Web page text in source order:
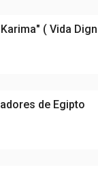
( Vida
de Egipto